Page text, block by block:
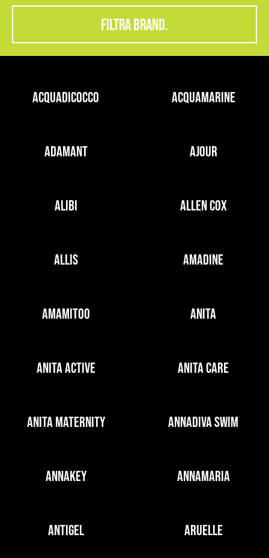
FILTRA BRAND.
ACQUADICOCCO ACQUAMARINE
ADAMANT AJOUR
ALIBI ALLEN COX
ALLIS AMADINE
AMAMITOO ANITA
ANITA ACTIVE ANITA CARE
ANITA MATERNITY ANNADIVA SWIM
ANNAKEY ANNAMARIA
ANTIGEL ARUELLE